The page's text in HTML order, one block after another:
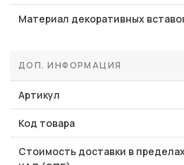
Материал декоративных
ДОП. ИНФОРМАЦИЯ
Артикул
Код товара
Стоимость доставки в